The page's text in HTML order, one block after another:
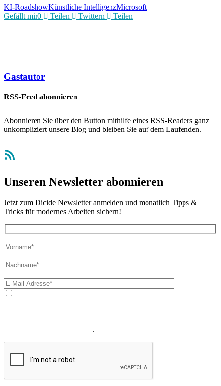
KI-RoadshowKünstliche IntelligenzMicrosoft
Gefällt mir0 Teilen Twittern Teilen
Gastautor
RSS-Feed abonnieren
Abonnieren Sie über den Button mithilfe eines RSS-Readers ganz
unkompliziert unsere Blog und bleiben Sie auf dem Laufenden.
RSS-Feed
Unseren Newsletter abonnieren
Jetzt zum Dicide Newsletter anmelden und monatlich Tipps &
Tricks für modernes Arbeiten sichern!
.